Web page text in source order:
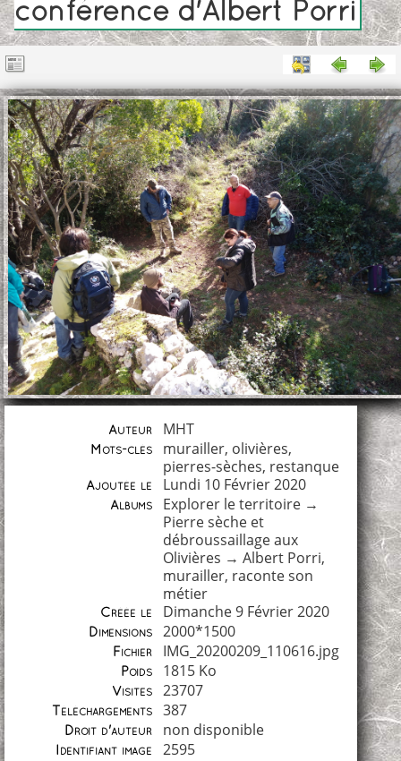
conférence d'Albert Porri
Auteur MHT
Mots-clés murailler, olivières,
pierres-sèches, restanque
Ajoutée le Lundi 10 Février 2020
Albums Explorer le territoire→
Pierre sèche et
débroussaillage aux
Olivières → Albert Porri,
murailler, raconte son
métier
Créée le Dimanche 9 Février 2020
Dimensions 2000*1500
Fichier IMG_20200209_110616.jpg
Poids 1815 Ko
Visites 23707
Téléchargements 387
Droit d'auteur non disponible
Identifiant image 2595